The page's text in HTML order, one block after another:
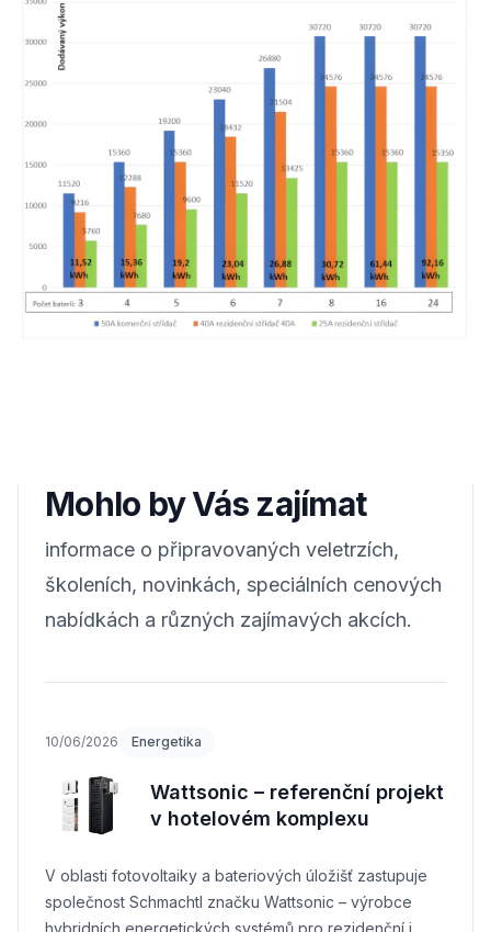
Mohlo by Vás zajímat
informace o připravovaných veletrzích,
školeních, novinkách, speciálních cenových
nabídkách a různých zajímavých akcích.
10/06/2026 Energetika
Wattsonic – referenční projekt
v hotelovém komplexu
V oblasti fotovoltaiky a bateriových úložišť zastupuje
společnost Schmachtl značku Wattsonic – výrobce
hybridních energetických systémů pro rezidenční i